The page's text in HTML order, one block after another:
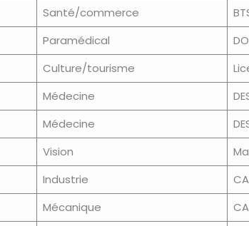
Santé/commerce
Paramédical
Culture/tourisme
Médecine
Médecine
Vision
Industrie
Mécanique